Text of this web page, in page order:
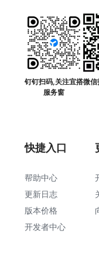
钉钉扫码,关注宜搭
服务窗
微信
快捷入口
帮助中心
更新日志
版本价格
开发者中心